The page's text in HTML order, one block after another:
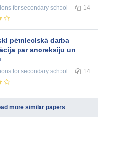
for secondary school 14
pētnieciskā darba
par anoreksiju un
for secondary school 14
more similar papers